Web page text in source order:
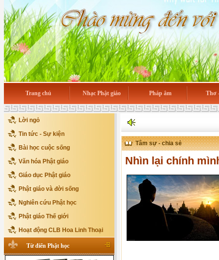
Trang chủ Nhạc Phật giáo Pháp âm Thơ
Lời ngỏ
Tin tức - Sự kiện
Bài học cuộc sống
Văn hóa Phật giáo
Giáo dục Phật giáo
Phật giáo và đời sống
Nghiên cứu Phật học
Phật giáo Thế giới
Hoạt động CLB Hoa Linh Thoại
Từ điển Phật học
Tâm sự - chia sẻ
Nhìn lại chính